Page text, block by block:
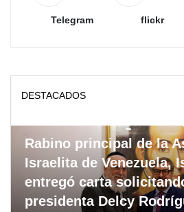
Telegram flickr
DESTACADOS
Rabino principal de la
Israelita de Venezuela,
entregó carta
presidenta Delcy